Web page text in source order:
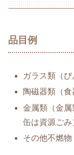
品目例
ガラス類（び
陶磁器類（食
金属類（金属
缶は資源ごみ
その他不燃物